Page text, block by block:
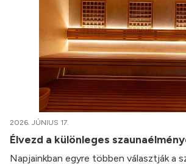
2026. JÚNIUS 17.
Élvezd a különleges
Napjainkban egyre többen választják a